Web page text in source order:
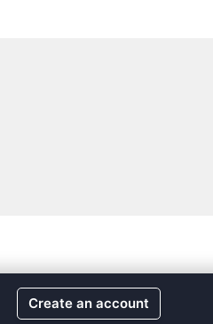
Create an account